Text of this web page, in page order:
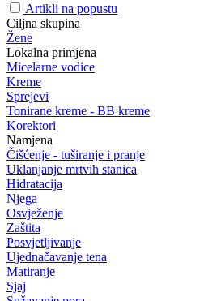
Artikli na popustu
Ciljna skupina
Žene
Lokalna primjena
Micelarne vodice
Kreme
Sprejevi
Tonirane kreme - BB kreme
Korektori
Namjena
Čišćenje - tuširanje i pranje
Uklanjanje mrtvih stanica
Hidratacija
Njega
Osvježenje
Zaštita
Posvjetljivanje
Ujednačavanje tena
Matiranje
Sjaj